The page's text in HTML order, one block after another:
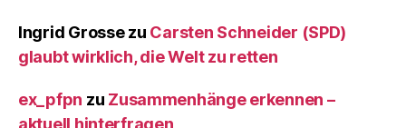
Ingrid Grossezu Carsten Schneider (SPD)
glaubt wirklich, die Welt zu retten
ex_pfpn zu Zusammenhänge erkennen –
aktuell hinterfragen